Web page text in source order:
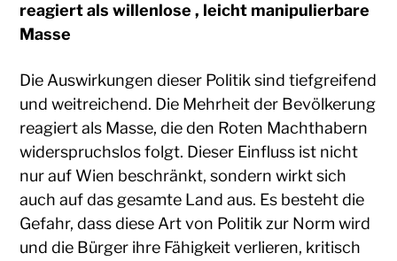
reagiert als willenlose , leicht manipulierbare
Masse
Die Auswirkungen dieser Politik sind tiefgreifend
und weitreichend. Die Mehrheit der Bevölkerung
reagiert als Masse, die den Roten Machthabern
widerspruchslos folgt. Dieser Einfluss ist nicht
nur auf Wien beschränkt, sondern wirkt sich
auch auf das gesamte Land aus. Es besteht die
Gefahr, dass diese Art von Politik zur Norm wird
und die Bürger ihre Fähigkeit verlieren, kritisch